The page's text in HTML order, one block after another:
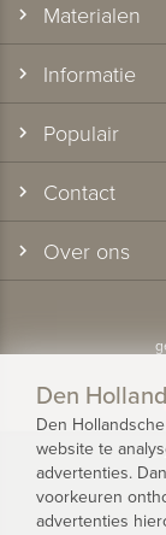
Materialen
Informatie
Populair
Contact
Over ons
©
Den
Den
website te
advertenties.
voorkeuren
advertenties